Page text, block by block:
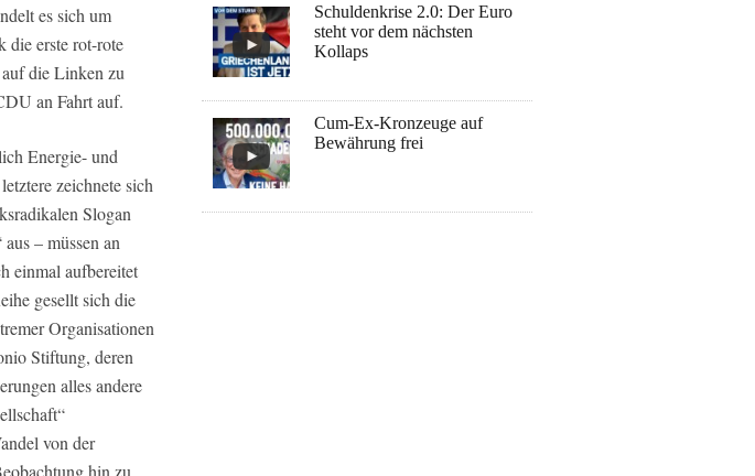
es sich um
die erste rot-rote
die Linken zu
an Fahrt auf.
Energie- und
zeichnete sich
Slogan
– müssen an
einmal aufbereitet
gesellt sich die
Organisationen
Stiftung, deren
alles andere
von der
hin zu
Schuldenkrise 2.0: Der Euro
steht vor dem nächsten
Kollaps
Cum-Ex-Kronzeuge auf
Bewährung frei